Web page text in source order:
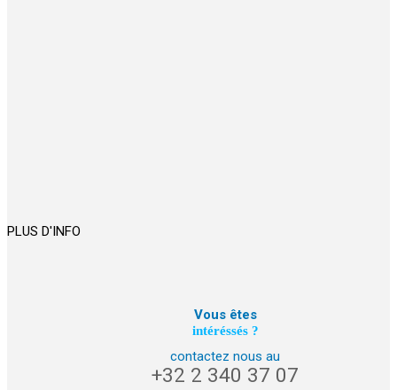
PLUS D'INFO
Vous êtes
intéréssés ?
contactez nous au
+32 2 340 37 07